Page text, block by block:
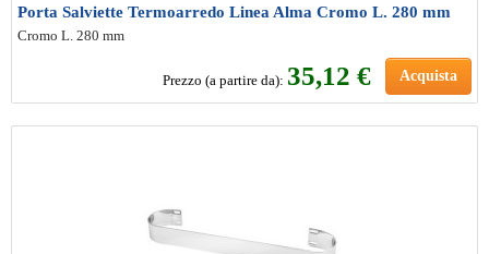
Porta Salviette Termoarredo Linea Alma Cromo L. 280 mm
Cromo L. 280 mm
Prezzo (a partire da): 35,12 € Acquista